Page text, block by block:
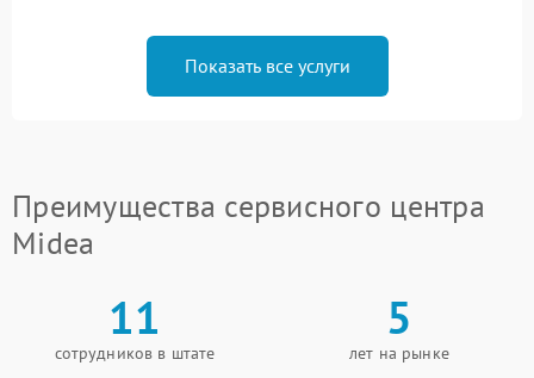
Показать все услуги
Преимущества сервисного центра
Midea
11
сотрудников в штате
5
лет на рынке